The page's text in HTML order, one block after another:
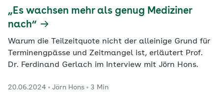
„Es wachsen mehr als genug Mediziner
nach“
Warum die Teilzeitquote nicht der alleinige Grund für
Terminengpässe und Zeitmangel ist, erläutert Prof.
Dr. Ferdinand Gerlach im Interview mit Jörn Hons.
20.06.2024 Jörn Hons 3 Min